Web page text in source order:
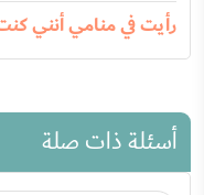
رأيت في منامي أنني
أسئلة ذات صلة